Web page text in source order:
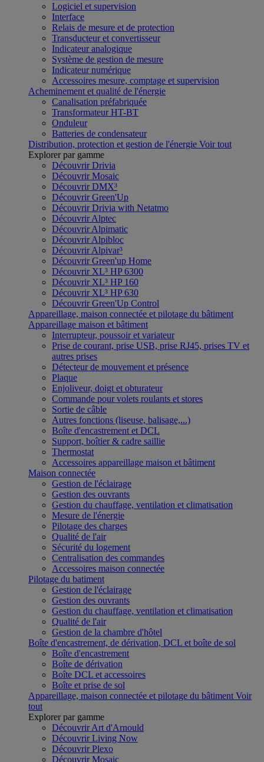
Logiciel et supervision
Interface
Relais de mesure et de protection
Transducteur et convertisseur
Indicateur analogique
Système de gestion de mesure
Indicateur numérique
Accessoires mesure, comptage et supervision
Acheminement et qualité de l'énergie
Canalisation préfabriquée
Transformateur HT-BT
Onduleur
Batteries de condensateur
Distribution, protection et gestion de l'énergie Voir tout
Explorer par gamme
Découvrir Drivia
Découvrir Mosaic
Découvrir DMX³
Découvrir Green'Up
Découvrir Drivia with Netatmo
Découvrir Alptec
Découvrir Alpimatic
Découvrir Alpibloc
Découvrir Alpivar³
Découvrir Green'up Home
Découvrir XL³ HP 6300
Découvrir XL³ HP 160
Découvrir XL³ HP 630
Découvrir Green'Up Control
Appareillage, maison connectée et pilotage du bâtiment
Appareillage maison et bâtiment
Interrupteur, poussoir et variateur
Prise de courant, prise USB, prise RJ45, prises TV et
autres prises
Détecteur de mouvement et présence
Plaque
Enjoliveur, doigt et obturateur
Commande pour volets roulants et stores
Sortie de câble
Autres fonctions (liseuse, balisage,...)
Boîte d'encastrement et DCL
Support, boîtier & cadre saillie
Thermostat
Accessoires appareillage maison et bâtiment
Maison connectée
Gestion de l'éclairage
Gestion des ouvrants
Gestion du chauffage, ventilation et climatisation
Mesure de l'énergie
Pilotage des charges
Qualité de l'air
Sécurité du logement
Centralisation des commandes
Accessoires maison connectée
Pilotage du batiment
Gestion de l'éclairage
Gestion des ouvrants
Gestion du chauffage, ventilation et climatisation
Qualité de l'air
Gestion de la chambre d'hôtel
Boîte d'encastrement, de dérivation, DCL et boîte de sol
Boîte d'encastrement
Boîte de dérivation
Boîte DCL et accessoires
Boîte et prise de sol
Appareillage, maison connectée et pilotage du bâtiment Voir
tout
Explorer par gamme
Découvrir Art d'Arnould
Découvrir Living Now
Découvrir Plexo
Découvrir Mosaic